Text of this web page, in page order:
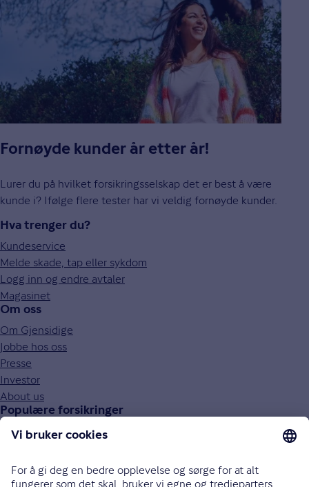
Fornøyde kunder år etter år!
Lurer du på hvilket forsikringsselskap det er best å være
kunde i? Ifølge flere tester har vi veldig fornøyde kunder.
Hva trenger du?
Kundeservice
Melde skade, tap eller sykdom
Logg inn og endre avtaler
Magasinet
Om oss
Om Gjensidige
Jobbe hos oss
Presse
Investor
About us
Populære forsikringer
Bilforsikring
Innboforsikring
Husforsikring